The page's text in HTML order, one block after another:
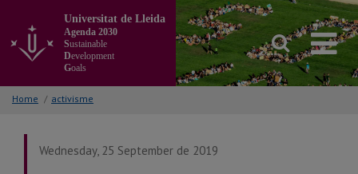
the
main
of
the
Universitat de Lleida
Agenda 2030
Sustainable
Development
Goals
Home / activisme
Wednesday, 25 September de 2019